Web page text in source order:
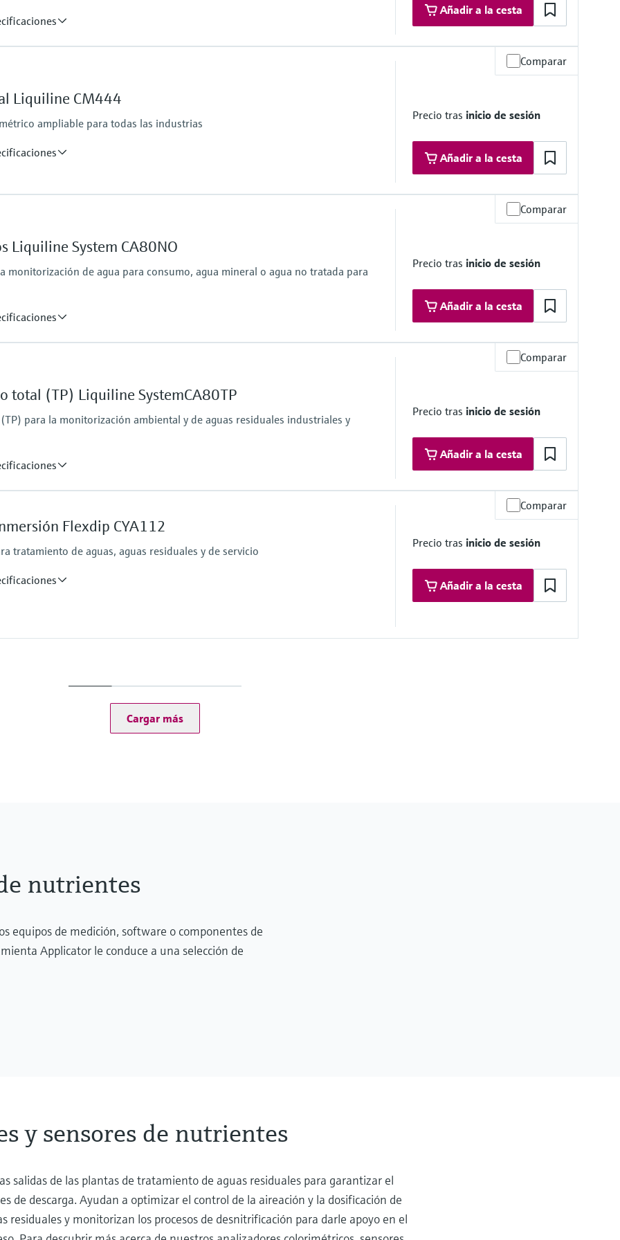
Añadir a la cesta
mA
a 20 mA
Modbus RS485,
Comparar
Liquiline CM444
ampliable para todas las industrias
Precio tras inicio de sesión
Añadir a la cesta
mA
a 20 mA, relé de alarma,
Modbus TCP, Ethernet
Comparar
Liquiline System CA80NO
monitorización de agua para consumo, agua mineral o agua no tratada para
Precio tras inicio de sesión
Añadir a la cesta
hasta un máximo de 5 a 50 mg/l de NO2-N
Comparar
total (TP) Liquiline SystemCA80TP
para la monitorización ambiental y de aguas residuales industriales y
Precio tras inicio de sesión
Añadir a la cesta
Comparar
Flexdip CYA112
tratamiento de aguas, aguas residuales y de servicio
Precio tras inicio de sesión
Añadir a la cesta
Cargar más
nutrientes
equipos de medición, software o componentes de
Applicator le conduce a una selección de
y sensores de nutrientes
salidas de las plantas de tratamiento de aguas residuales para garantizar el
de descarga. Ayudan a optimizar el control de la aireación y la dosificación de
y monitorizan los procesos de desnitrificación para darle apoyo en el